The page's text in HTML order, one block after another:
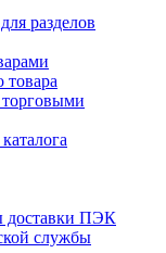
разделов
товара
торговыми
доставки ПЭК
службы